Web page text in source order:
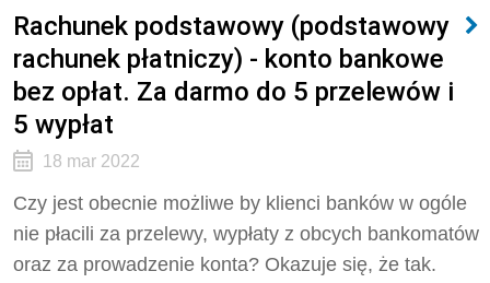
Rachunek podstawowy (podstawowy
rachunek płatniczy) - konto bankowe
bez opłat. Za darmo do 5 przelewów i
5 wypłat
18 mar 2022
Czy jest obecnie możliwe by klienci banków w ogóle
nie płacili za przelewy, wypłaty z obcych bankomatów
oraz za prowadzenie konta? Okazuje się, że tak.